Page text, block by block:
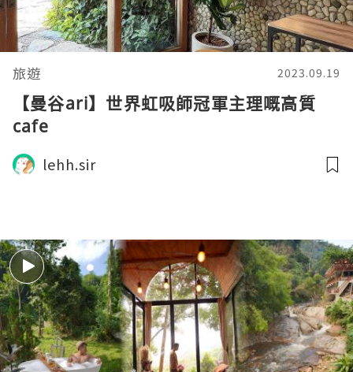
旅遊 2023.09.19
【曼谷ari】世界虹吸師冠軍主理嘅高質
cafe
lehh.sir